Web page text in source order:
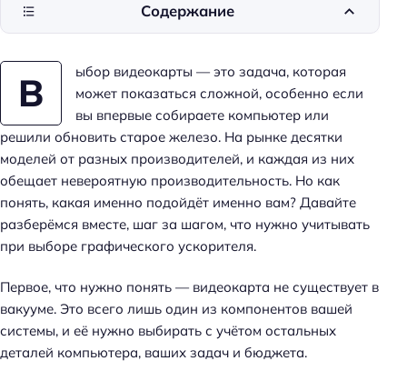
В
ыбор видеокарты — это задача, которая
может показаться сложной, особенно если
вы впервые собираете компьютер или
решили обновить старое железо. На рынке десятки
моделей от разных производителей, и каждая из них
обещает невероятную производительность. Но как
понять, какая именно подойдёт именно вам? Давайте
разберёмся вместе, шаг за шагом, что нужно учитывать
при выборе графического ускорителя.
Первое, что нужно понять — видеокарта не существует в
вакууме. Это всего лишь один из компонентов вашей
системы, и её нужно выбирать с учётом остальных
деталей компьютера, ваших задач и бюджета.
Содержание